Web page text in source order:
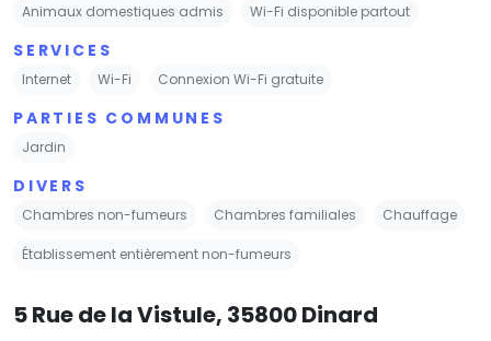
Animaux domestiques admis Wi-Fi disponible partout
SERVICES
Internet Wi-Fi Connexion Wi-Fi gratuite
PARTIES COMMUNES
Jardin
DIVERS
Chambres non-fumeurs Chambres familiales Chauffage
Établissement entièrement non-fumeurs
5 Rue de la Vistule, 35800 Dinard